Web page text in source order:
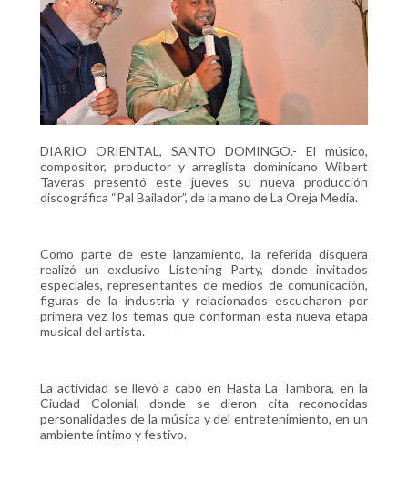
DIARIO ORIENTAL, SANTO DOMINGO.- El músico,
compositor, productor y arreglista dominicano Wilbert
Taveras presentó este jueves su nueva producción
discográfica “Pal Bailador”, de la mano de La Oreja Media.
Como parte de este lanzamiento, la referida disquera
realizó un exclusivo Listening Party, donde invitados
especiales, representantes de medios de comunicación,
figuras de la industria y relacionados escucharon por
primera vez los temas que conforman esta nueva etapa
musical del artista.
La actividad se llevó a cabo en Hasta La Tambora, en la
Ciudad Colonial, donde se dieron cita reconocidas
personalidades de la música y del entretenimiento, en un
ambiente íntimo y festivo.